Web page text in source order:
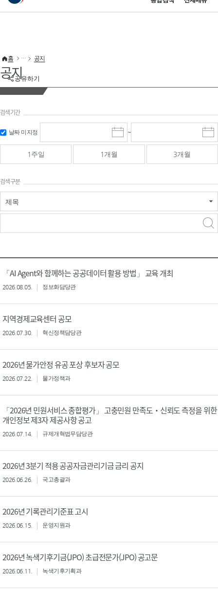
이 누리집은 대한민국 공식 전자정부 누리집입니다.
공유하기
홈 공지
공지
검색기간
날짜 미지정
시
작
일
선
~
종
료
선
1주일 1개월 3개월
검색구분
제목
「AI Agent와 함께하는 공공데이터 활용 방법」 교육 개최
2026.08.05. 정보화담당관
지역경제교육센터 공모
2026.07.30. 혁신정책담당관
2026년 물가안정 유공 포상 후보자 공모
2026.07.22. 물가정책과
「2026년 민원서비스 종합평가」 고충민원 만족도‧신뢰도 측정을 위한
개인정보 제3자 제공사항 공고
2026.07.14. 규제개혁법무담당관
2026년 3분기 적용 공공자금관리기금 금리 공지
2026.06.26. 국고총괄과
2026년 기록관리기준표 고시
2026.06.15. 운영지원과
2026년 녹색기후기금(JPO) 초급전문가(JPO) 공고문
2026.06.11. 녹색기후기획과